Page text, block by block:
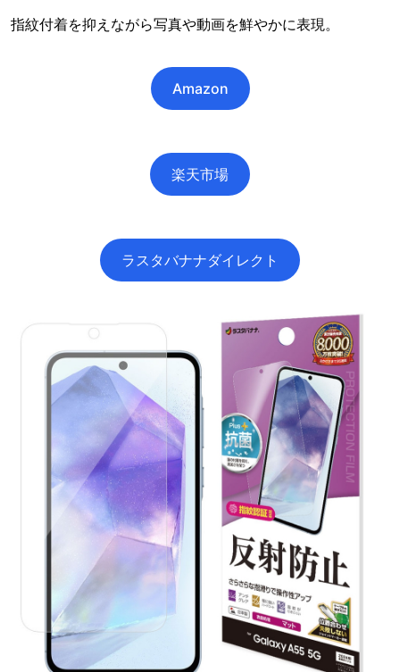
指紋付着を抑えながら写真や動画を鮮やかに表現。
Amazon
楽天市場
ラスタバナナダイレクト